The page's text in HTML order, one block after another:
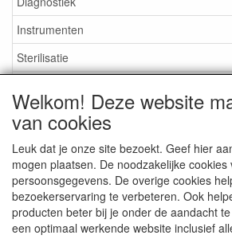
Instrumenten
Sterilisatie
Aktieartikelen
Medisan Trading te Alblasserdam. Alle
inclusief BTW enexclusief
aangegeven.
Welkom! Deze website
van cookies
Leuk dat je onze site bezoekt. Geef hier
mogen plaatsen. De noodzakelijke cookies
persoonsgegevens. De overige cookies
bezoekerservaring te verbeteren. Ook
producten beter bij je onder de aandacht
een optimaal werkende website inclusief